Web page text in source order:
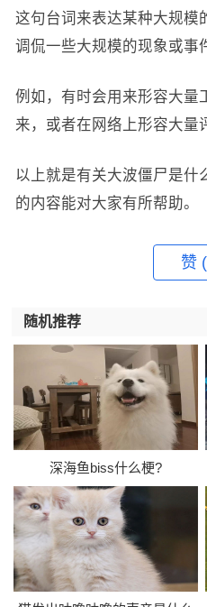
这句台词来表达某种大规模
调侃一些大规模的现象或事
例如，有时会用来形容大量
来，或者在网络上形容大量
以上就是有关大波僵尸是什
的内容能对大家有所帮助。
赞
随机推荐
深海鱼biss什么梗?